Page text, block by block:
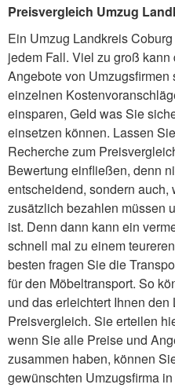
Preisvergleich Umzug
Ein Umzug Landkreis
jedem Fall. Viel zu groß
Angebote von
einzelnen
einsparen, Geld was Sie
einsetzen können. Lassen
Recherche zum
Bewertung einfließen, denn
entscheidend, sondern
zusätzlich bezahlen müssen
ist. Denn dann kann ein
schnell mal zu einem
besten fragen Sie die
für den Möbeltransport. So
und das erleichtert Ihnen
Preisvergleich. Sie erteilen
wenn Sie alle Preise und
zusammen haben, können
gewünschten Umzugsfirma